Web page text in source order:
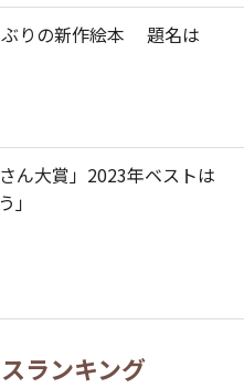
りの新作絵本 題名は
さん大賞」2023年ベストは
」
ランキング